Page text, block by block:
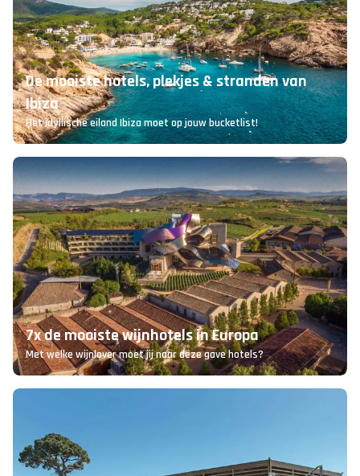
De mooiste hotels, plekjes & stranden van
Ibiza
Het idyllische eiland Ibiza moet op jouw bucketlist!
7x de mooiste wijnhotels in Europa
Met welke wijnlover moet jij naar deze gave hotels?